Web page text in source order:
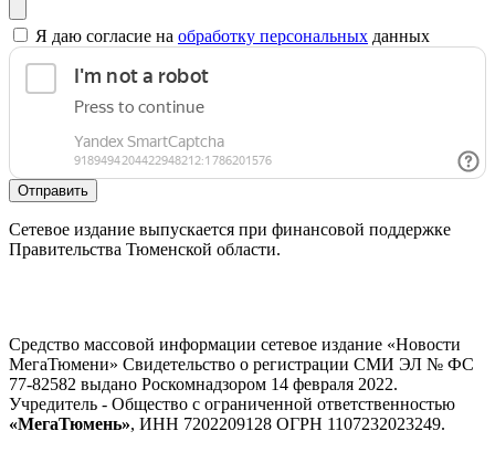
Я даю согласие на обработку персональных данных
Отправить
Сетевое издание выпускается при финансовой поддержке
Правительства Тюменской области.
Средство массовой информации сетевое издание «Новости
МегаТюмени» Свидетельство о регистрации СМИ ЭЛ № ФС
77-82582 выдано Роскомнадзором 14 февраля 2022.
Учредитель - Общество с ограниченной ответственностью
«МегаТюмень», ИНН 7202209128 ОГРН 1107232023249.